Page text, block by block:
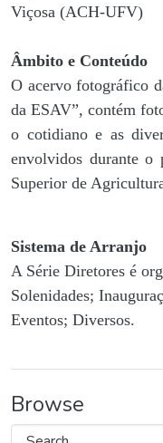
Viçosa (ACH-UFV)
Âmbito e Conteúdo
O acervo fotográfico
da ESAV”, contém
o cotidiano e as
envolvidos durante o
Superior de
Sistema de Arranjo
A Série Diretores é
Solenidades;
Eventos; Diversos.
Browse